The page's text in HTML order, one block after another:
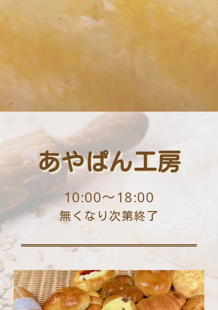
あやぱん工房
10:00〜18:00
無く なり次第終了